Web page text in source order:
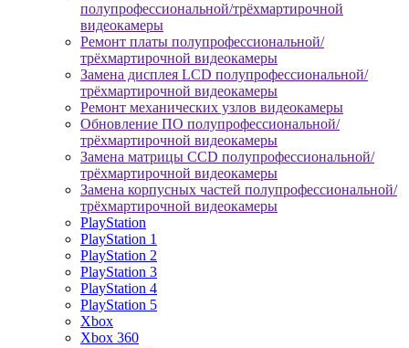
полупрофессиональной/трёхмартирочной
видеокамеры
Ремонт платы полупрофессиональной/
трёхмартирочной видеокамеры
Замена дисплея LCD полупрофессиональной/
трёхмартирочной видеокамеры
Ремонт механических узлов видеокамеры
Обновление ПО полупрофессиональной/
трёхмартирочной видеокамеры
Замена матрицы CCD полупрофессиональной/
трёхмартирочной видеокамеры
Замена корпусных частей полупрофессиональной/
трёхмартирочной видеокамеры
PlayStation
PlayStation 1
PlayStation 2
PlayStation 3
PlayStation 4
PlayStation 5
Xbox
Xbox 360